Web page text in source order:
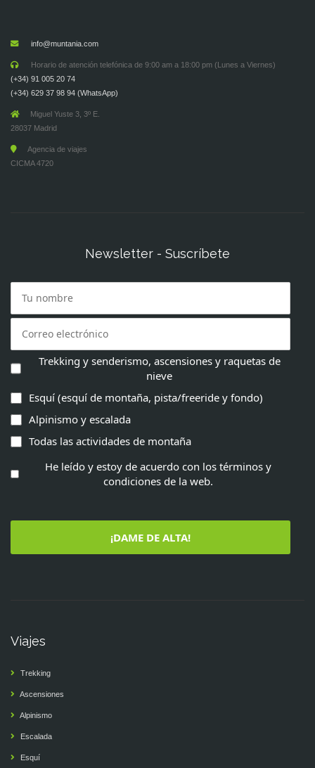
info@muntania.com
Horario de atención telefónica de 9:00 am a 18:00 pm (Lunes a Viernes)
(+34) 91 005 20 74
(+34) 629 37 98 94 (WhatsApp)
Miguel Yuste 3, 3º E.
28037 Madrid
Agencia de viajes
CICMA 4720
Newsletter - Suscríbete
Trekking y senderismo, ascensiones y raquetas de
nieve
Esquí (esquí de montaña, pista/freeride y fondo)
Alpinismo y escalada
Todas las actividades de montaña
He leído y estoy de acuerdo con los términos y
condiciones de la web.
¡DAME DE ALTA!
Viajes
Trekking
Ascensiones
Alpinismo
Escalada
Esquí